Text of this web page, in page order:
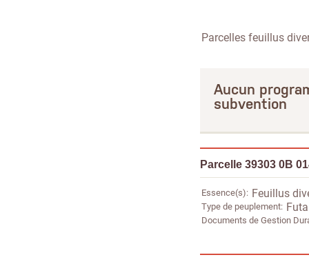
Parcelles feuillus
Aucun
subvention
Parcelle 39303 0B
Essence(s) Feuillus
Type de peuplement
Documents de Gestion